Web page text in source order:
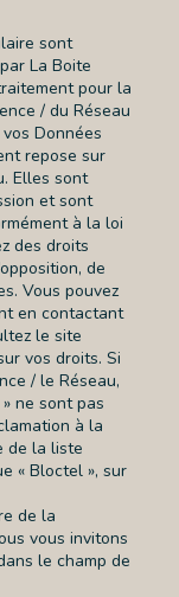
sont
La Boite
pour la
/ du Réseau
Données
repose sur
Elles sont
et sont
à la loi
des droits
de
Vous pouvez
en contactant
le site
vos droits. Si
/ le Réseau,
ne sont pas
à la
de la liste
« Bloctel », sur
de la
vous invitons
le champ de